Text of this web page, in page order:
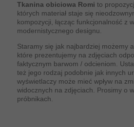
Tkanina obiciowa Romi to
których materiał staje się
kompozycji, łącząc funkcjonalność z
modernistycznego designu.
Staramy się jak najbardziej możemy
które prezentujemy na zdjęciach
faktycznym barwom / odcieniom.
też jego rodzaj podobnie jak innych
wyświetlaczy może mieć wpływ na
widocznych na zdjęciach. Prosimy o
próbnikach.